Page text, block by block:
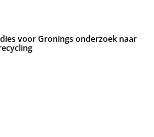
voor Gronings onderzoek naar